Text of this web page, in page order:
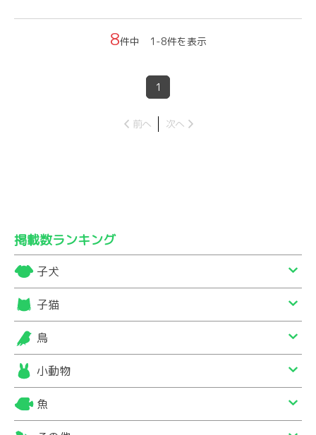
8件中 1-8件を表示
1
前へ 次へ
掲載数ランキング
子犬
子猫
鳥
小動物
魚